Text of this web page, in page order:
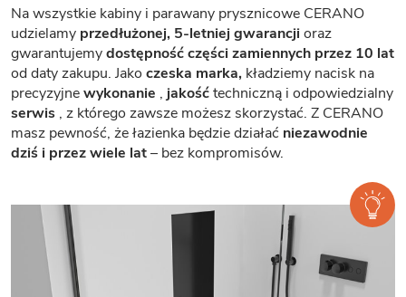
Na wszystkie kabiny i parawany prysznicowe CERANO
udzielamy przedłużonej, 5-letniej gwarancjioraz
gwarantujemydostępność części zamiennych przez 10 lat
od daty zakupu. Jako czeska marka, kładziemy nacisk na
precyzyjnewykonanie , jakośćtechniczną i odpowiedzialny
serwis , z którego zawsze możesz skorzystać. Z CERANO
masz pewność, że łazienka będzie działać niezawodnie
dziś i przez wiele lat– bez kompromisów.